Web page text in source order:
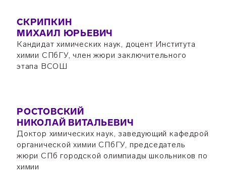
СКРИПКИН
МИХАИЛ ЮРЬЕВИЧ
Кандидат химических наук, доцент Института
химии СПбГУ, член жюри заключительного
этапа ВСОШ
РОСТОВСКИЙ
НИКОЛАЙ ВИТАЛЬЕВИЧ
Доктор химических наук, заведующий кафедрой
органической химии СПбГУ, председатель
жюри СПб городской олимпиады школьников по
химии